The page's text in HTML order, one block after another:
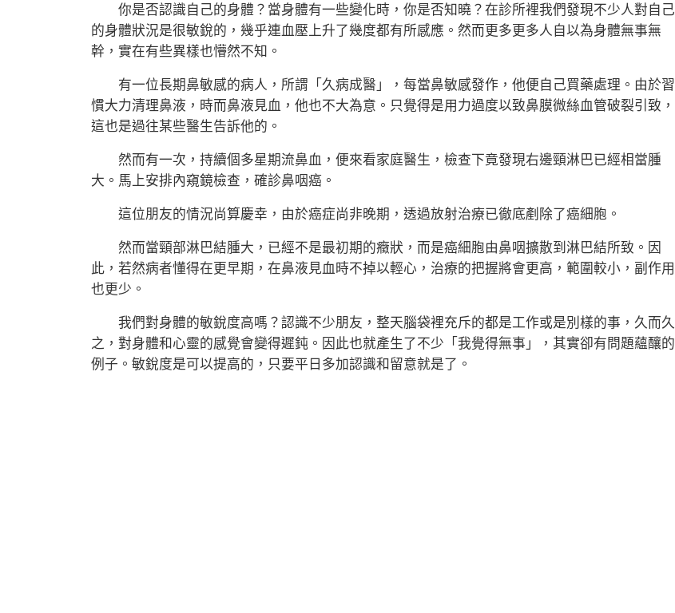
你是否認識自己的身體？當身體有一些變化時，你是否知曉？在診所裡我們發現不少人對自己
的身體狀況是很敏銳的，幾乎連血壓上升了幾度都有所感應。然而更多更多人自以為身體無事無
幹，實在有些異樣也懵然不知。
有一位長期鼻敏感的病人，所謂「久病成醫」，每當鼻敏感發作，他便自己買藥處理。由於習
慣大力清理鼻液，時而鼻液見血，他也不大為意。只覺得是用力過度以致鼻膜微絲血管破裂引致，
這也是過往某些醫生告訴他的。
然而有一次，持續個多星期流鼻血，便來看家庭醫生，檢查下竟發現右邊頸淋巴已經相當腫
大。馬上安排內窺鏡檢查，確診鼻咽癌。
這位朋友的情況尚算慶幸，由於癌症尚非晚期，透過放射治療已徹底剷除了癌細胞。
然而當頸部淋巴結腫大，已經不是最初期的癥狀，而是癌細胞由鼻咽擴散到淋巴結所致。因
此，若然病者懂得在更早期，在鼻液見血時不掉以輕心，治療的把握將會更高，範圍較小，副作用
也更少。
我們對身體的敏銳度高嗎？認識不少朋友，整天腦袋裡充斥的都是工作或是別樣的事，久而久
之，對身體和心靈的感覺會變得遲鈍。因此也就產生了不少「我覺得無事」，其實卻有問題蘊釀的
例子。敏銳度是可以提高的，只要平日多加認識和留意就是了。